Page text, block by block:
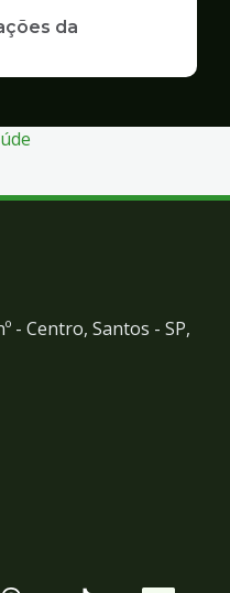
da
- Centro, Santos - SP,